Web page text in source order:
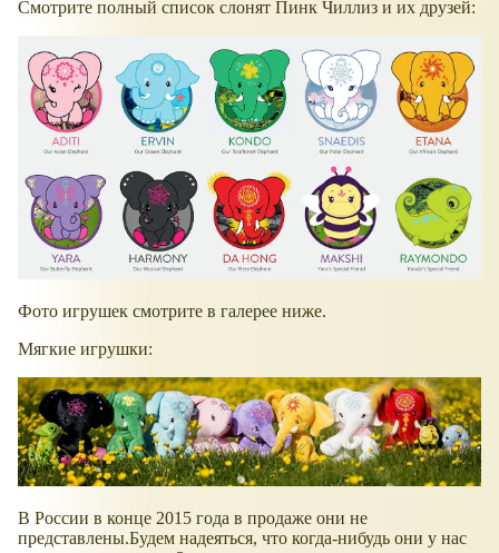
Смотрите полный список слонят Пинк Чиллиз и их друзей:
Фото игрушек смотрите в галерее ниже.
Мягкие игрушки:
В России в конце 2015 года в продаже они не
представлены.Будем надеяться, что когда-нибудь они у нас